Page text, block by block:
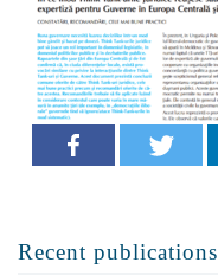
Recent publications